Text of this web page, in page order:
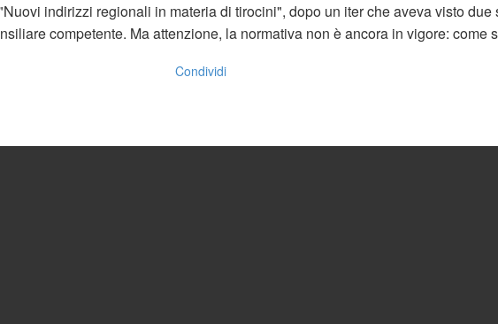
indirizzi regionali in materia di tirocini", dopo un iter che aveva visto
competente. Ma attenzione, la normativa non è ancora in vigore: come
Condividi